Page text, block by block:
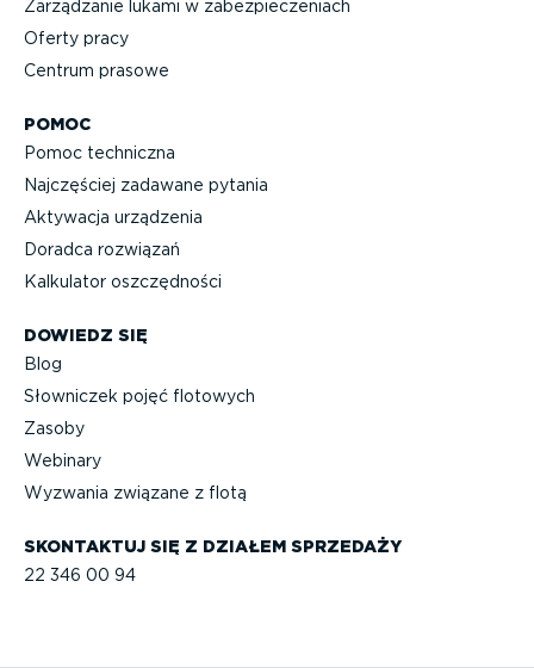
SKONTAKTUJ SIĘ Z DZIAŁEM SPRZEDAŻY
22 346 00 94
POMOC
Pomoc techniczna
Najczęściej zadawane pytania
Aktywacja urządzenia
Doradca rozwiązań
Kalkulator oszczęd­ności
DOWIEDZ SIĘ
Blog
Słowniczek pojęć flotowych
Zasoby
Webinary
Wyzwania związane z flotą
Zarządzanie lukami w zabez­pie­cze­niach
Oferty pracy
Centrum prasowe